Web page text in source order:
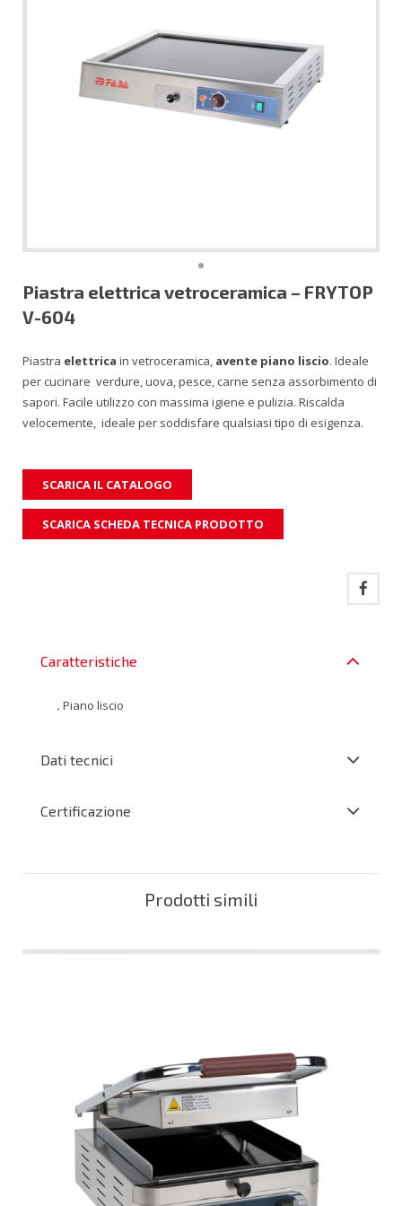
Affettatrici
Drinking Line
Piastra elettrica vetroceramica – FRYTOP
V-604
Piastra elettrica in vetroceramica, avente piano liscio. Ideale
per cucinare verdure, uova, pesce, carne senza assorbimento di
sapori. Facile utilizzo con massima igiene e pulizia. Riscalda
velocemente, ideale per soddisfare qualsiasi tipo di esigenza.
SCARICA IL CATALOGO
SCARICA SCHEDA TECNICA PRODOTTO
Caratteristiche
. Piano liscio
Dati tecnici
Certificazione
Prodotti simili